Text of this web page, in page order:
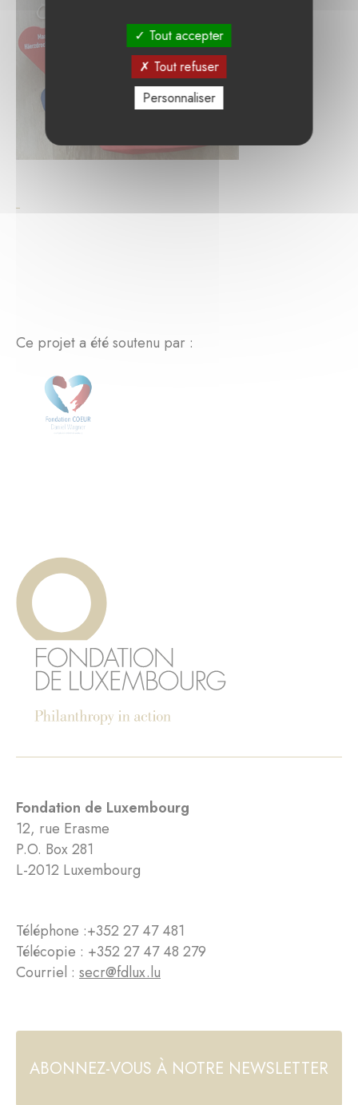
Ce projet a été soutenu par :
Fondation de Luxembourg
12, rue Erasme
P.O. Box 281
L-2012 Luxembourg
Téléphone :+352 27 47 481
Télécopie : +352 27 47 48 279
Courriel : secr@fdlux.lu
ABONNEZ-VOUS À NOTRE NEWSLETTER
Tout accepter
Tout refuser
Personnaliser